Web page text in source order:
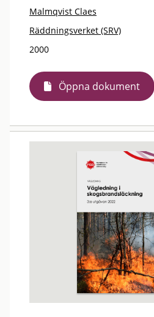
Malmqvist Claes
Räddningsverket (SRV)
2000
Öppna dokument